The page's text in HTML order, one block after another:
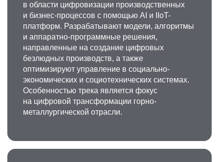
в области цифровизации производственных
и бизнес-процессов с помощью AI и IIoT-
платформ. Разрабатывают модели, алгоритмы
и аппаратно-программные решения,
направленные на создание цифровых
безлюдных производств, а также
оптимизируют управление в социально-
экономических и социотехнических системах.
Особенностью трека является фокус
на цифровой трансформации горно-
металлургической отрасли.